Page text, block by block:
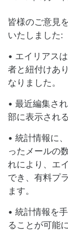
皆様のご意見
いたしました:
• エイリアス
者と紐付けあ
なりました。
• 最近編集さ
部に表示され
• 統計情報に
ったメールの
れにより、エ
でき、有料プ
ます。
• 統計情報を
ることが可能